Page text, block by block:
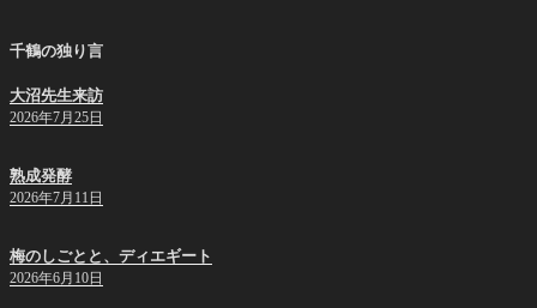
千鶴の独り言
大沼先生来訪
2026年7月25日
熟成発酵
2026年7月11日
梅のしごとと、ディエギート
2026年6月10日